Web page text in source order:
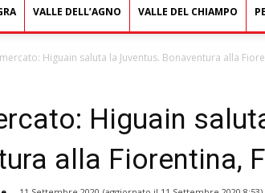
VALLE DELL’AGNO VALLE DEL CHIAMPO
Higuain saluta la Juventus. Bonaventura alla
Higuain
alla Fiorentina,